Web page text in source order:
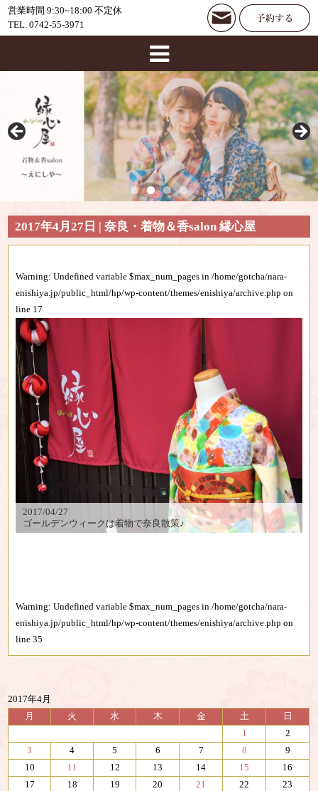
営業時間 9:30~18:00 不定休
TEL. 0742-55-3971
2017年4月27日 | 奈良・着物＆香salon 縁心屋
Warning: Undefined variable $max_num_pages in/home/gotcha/nara-
enishiya.jp/public_html/hp/wp-content/themes/enishiya/archive.php on
line 17
2017/04/27
ゴールデンウィークは着物で奈良散策♪
Warning: Undefined variable $max_num_pages in/home/gotcha/nara-
enishiya.jp/public_html/hp/wp-content/themes/enishiya/archive.php on
line35
2017年4月
月
火 水 木 金 土
日
1
2
3
4 5 6 7 8
9
10
11 12 13 14 15
16
17
18 19 20 21 22
23